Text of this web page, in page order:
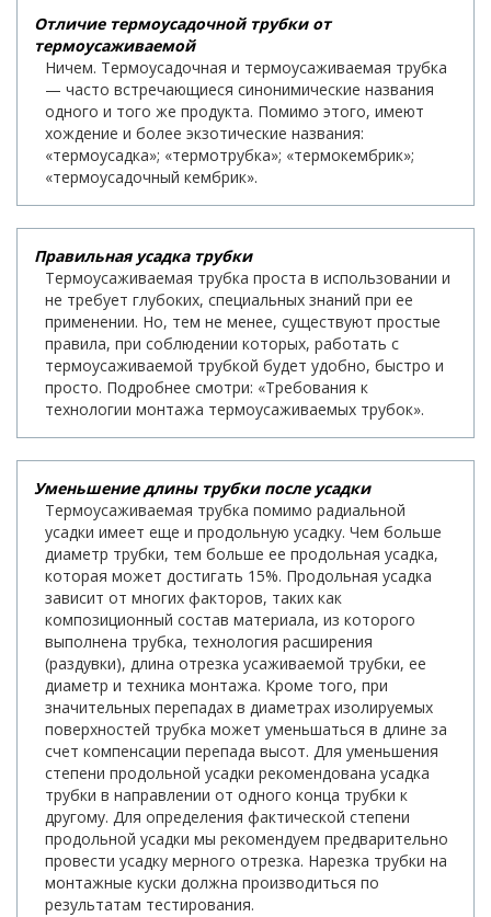
Отличие термоусадочной трубки от
термоусаживаемой
Ничем. Термоусадочная и термоусаживаемая трубка
— часто встречающиеся синонимические названия
одного и того же продукта. Помимо этого, имеют
хождение и более экзотические названия:
«термоусадка»; «термотрубка»; «термокембрик»;
«термоусадочный кембрик».
Правильная усадка трубки
Термоусаживаемая трубка проста в использовании и
не требует глубоких, специальных знаний при ее
применении. Но, тем не менее, существуют простые
правила, при соблюдении которых, работать с
термоусаживаемой трубкой будет удобно, быстро и
просто. Подробнее смотри: «Требования к
технологии монтажа термоусаживаемых трубок».
Уменьшение длины трубки после усадки
Термоусаживаемая трубка помимо радиальной
усадки имеет еще и продольную усадку. Чем больше
диаметр трубки, тем больше ее продольная усадка,
которая может достигать 15%. Продольная усадка
зависит от многих факторов, таких как
композиционный состав материала, из которого
выполнена трубка, технология расширения
(раздувки), длина отрезка усаживаемой трубки, ее
диаметр и техника монтажа. Кроме того, при
значительных перепадах в диаметрах изолируемых
поверхностей трубка может уменьшаться в длине за
счет компенсации перепада высот. Для уменьшения
степени продольной усадки рекомендована усадка
трубки в направлении от одного конца трубки к
другому. Для определения фактической степени
продольной усадки мы рекомендуем предварительно
провести усадку мерного отрезка. Нарезка трубки на
монтажные куски должна производиться по
результатам тестирования.